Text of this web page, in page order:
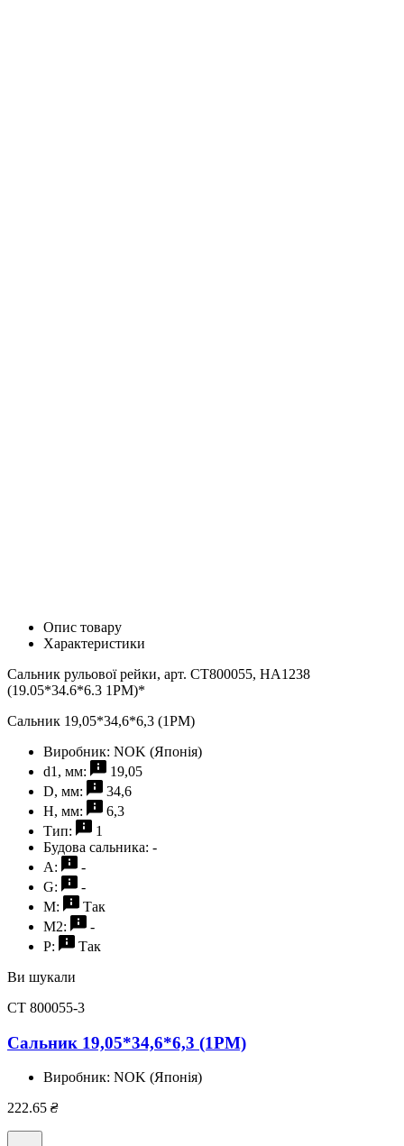
Опис товару
Характеристики
Сальник рульової рейки, арт. CT800055, HA1238
(19.05*34.6*6.3 1PM)*
Сальник 19,05*34,6*6,3 (1PM)
Виробник: NOK (Японія)
d1, мм:
19,05
D, мм:
34,6
H, мм:
6,3
Тип:
1
Будова сальника: -
A:
-
G:
-
M:
Так
M2:
-
P:
Так
Ви шукали
CT 800055-3
Сальник 19,05*34,6*6,3 (1PM)
Виробник: NOK (Японія)
222.65 ₴